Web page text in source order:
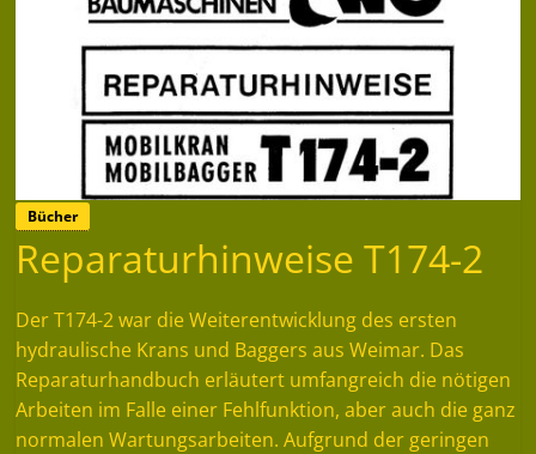
Bücher
Reparaturhinweise T174-2
Der T174-2 war die Weiterentwicklung des ersten
hydraulische Krans und Baggers aus Weimar. Das
Reparaturhandbuch erläutert umfangreich die nötigen
Arbeiten im Falle einer Fehlfunktion, aber auch die ganz
normalen Wartungsarbeiten. Aufgrund der geringen